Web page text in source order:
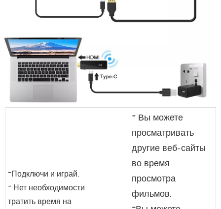
*Подключи и играй.
* Нет необходимости
тратить время на
* Вы можете
просматривать
другие веб-сайты
во время
просмотра
фильмов.